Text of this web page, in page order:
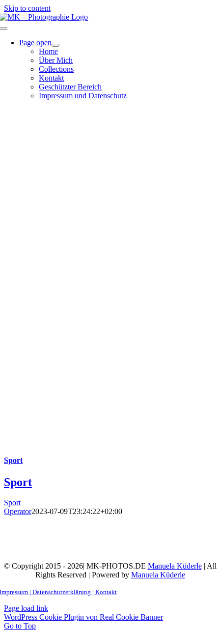
Skip to content
Page open
Home
Über Mich
Collections
Kontakt
Geschützter Bereich
Impressum und Datenschutz
Sport
Sport
Sport
Operator2023-07-09T23:24:22+02:00
© Copyright 2015 - 2026| MK-PHOTOS.DE Manuela Küderle| All
Rights Reserved | Powered by Manuela Küderle
Impressum | Datenschutzerklärung | Kontakt
Page load link
WordPress Cookie Plugin von Real Cookie Banner
Go to Top